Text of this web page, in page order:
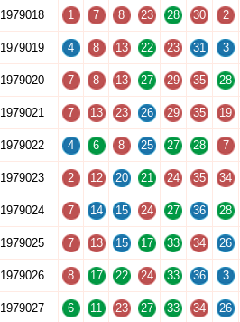
1979018 1 7 8 23 28 30 2
1979019 4 8 13 22 23 31 3
1979020 7 8 13 27 29 35 28
1979021 7 13 23 26 29 35 19
1979022 4 6 8 25 27 28 7
1979023 2 12 20 21 24 35 34
1979024 7 14 15 24 27 36 28
1979025 7 13 15 17 33 34 26
1979026 8 17 22 24 33 36 3
1979027 6 11 23 27 33 34 26